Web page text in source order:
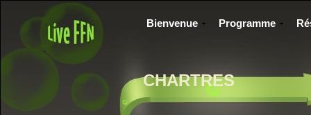
CHARTRES
Bienvenue Programme